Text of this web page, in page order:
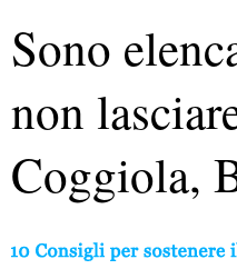
Sono
non
Coggiola,